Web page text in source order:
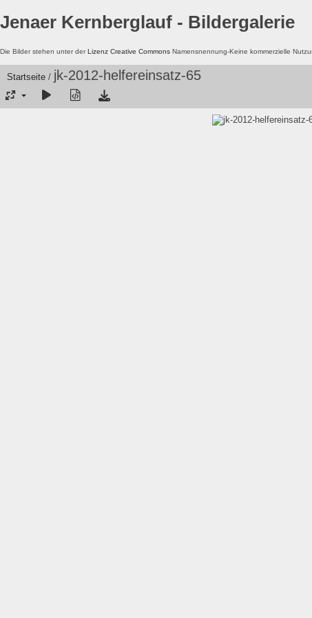
Jenaer Kernberglauf - Bildergalerie
Die Bilder stehen unter derLizenz Creative Commons Namensnennung-Keine kommerzielle
Startseite / jk-2012-helfereinsatz-65